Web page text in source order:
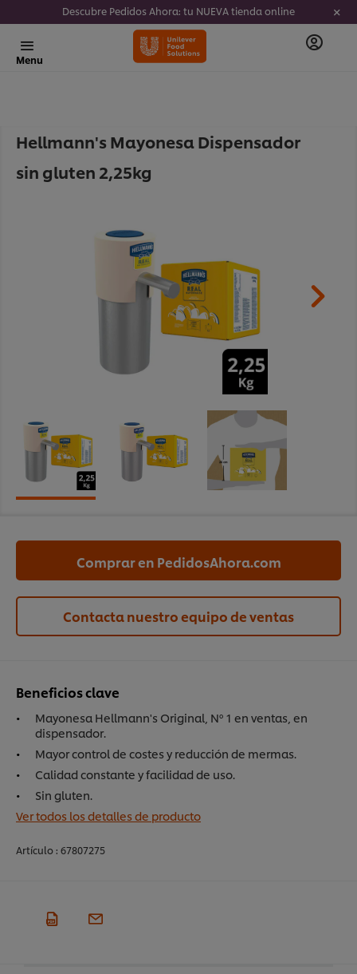
Descubre Pedidos Ahora: tu NUEVA tienda online
Menu
Hellmann's Mayonesa Dispensador
sin gluten 2,25kg
Beneficios clave
Mayonesa Hellmann's Original, Nº 1 en ventas, en
dispensador.
Mayor control de costes y reducción de mermas.
Calidad constante y facilidad de uso.
Sin gluten.
Ver todos los detalles de producto
Artículo : 67807275
Comprar en PedidosAhora.com
Contacta nuestro equipo de ventas